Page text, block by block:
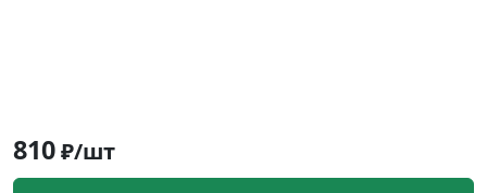
810₽/шт